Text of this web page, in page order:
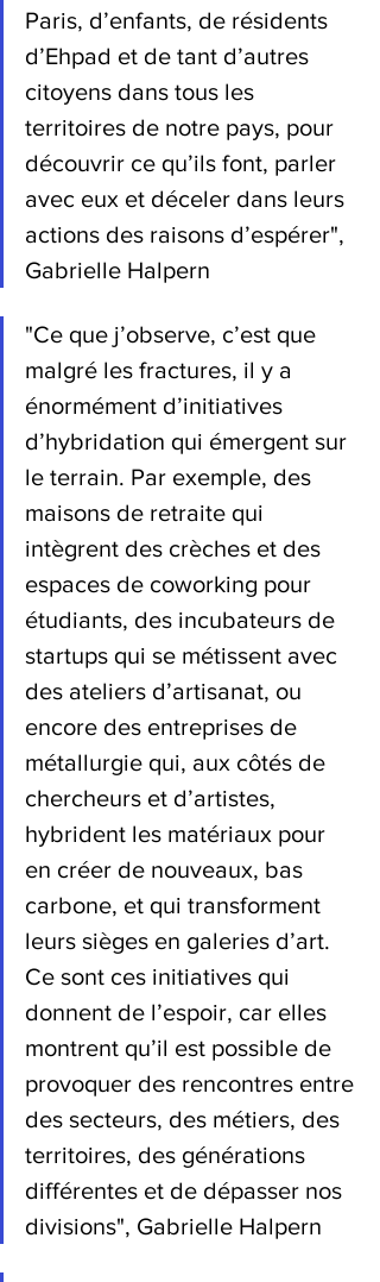
Paris, d’enfants, de résidents
d’Ehpad et de tant d’autres
citoyens dans tous les
territoires de notre pays, pour
découvrir ce qu’ils font, parler
avec eux et déceler dans leurs
actions des raisons d’espérer",
Gabrielle Halpern
"Ce que j’observe, c’est que
malgré les fractures, il y a
énormément d’initiatives
d’hybridation qui émergent sur
le terrain. Par exemple, des
maisons de retraite qui
intègrent des crèches et des
espaces de coworking pour
étudiants, des incubateurs de
startups qui se métissent avec
des ateliers d’artisanat, ou
encore des entreprises de
métallurgie qui, aux côtés de
chercheurs et d’artistes,
hybrident les matériaux pour
en créer de nouveaux, bas
carbone, et qui transforment
leurs sièges en galeries d’art.
Ce sont ces initiatives qui
donnent de l’espoir, car elles
montrent qu’il est possible de
provoquer des rencontres entre
des secteurs, des métiers, des
territoires, des générations
différentes et de dépasser nos
divisions", Gabrielle Halpern